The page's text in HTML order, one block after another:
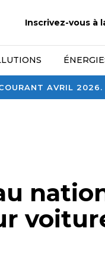
AVRIL
Inscrivez-vous à